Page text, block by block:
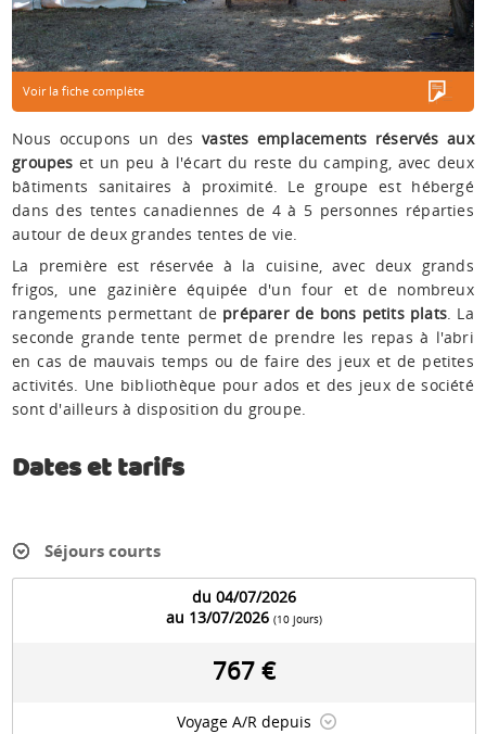
Voir la fiche complète
Nous occupons un desvastes emplacements réservés aux
groupes et un peu à l'écart du reste du camping, avec deux
bâtiments sanitaires à proximité. Le groupe est hébergé
dans des tentes canadiennes de 4 à 5 personnes réparties
autour de deux grandes tentes de vie.
La première est réservée à la cuisine, avec deux grands
frigos, une gazinière équipée d'un four et de nombreux
rangements permettant de préparer de bons petits plats. La
seconde grande tente permet de prendre les repas à l'abri
en cas de mauvais temps ou de faire des jeux et de petites
activités. Une bibliothèque pour ados et des jeux de société
sont d'ailleurs à disposition du groupe.
Dates et tarifs
Séjours courts
du 04/07/2026
au 13/07/2026 (10 jours)
767 €
Voyage A/R depuis